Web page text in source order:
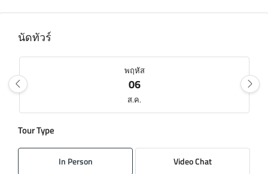
นัดทัวร์
พฤหัส
06
ส.ค.
07
Tour Type
In Person Video Chat